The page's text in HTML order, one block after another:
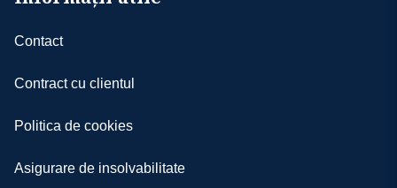
locului cu agenţiile locale; sumele aferente
pentru agenţia DAL TRAVEL; tarifele excursiilor
excursiilor care pot fi achiziţionate de la recepţia
datorându-se faptului că persoanele
Contact
Contract cu clientul
Politica de cookies
Asigurare de insolvabilitate